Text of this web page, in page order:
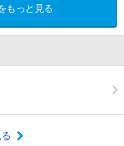
もっと見る